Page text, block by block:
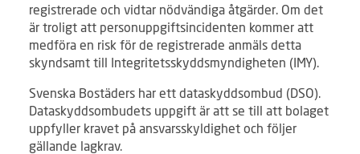
registrerade och vidtar nödvändiga åtgärder. Om det
är troligt att personuppgiftsincidenten kommer att
medföra en risk för de registrerade anmäls detta
skyndsamt till Integritetsskyddsmyndigheten (IMY).
Svenska Bostäders har ett dataskyddsombud (DSO).
Dataskyddsombudets uppgift är att se till att bolaget
uppfyller kravet på ansvarsskyldighet och följer
gällande lagkrav.